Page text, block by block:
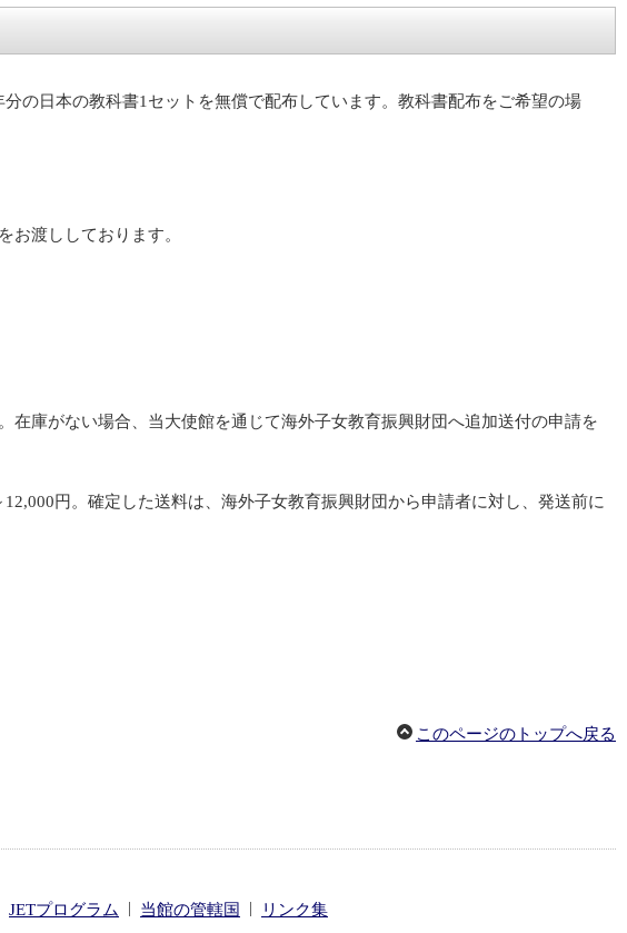
の日本の教科書1セットを無償で配布しています。教科書配布をご希望の場
渡ししております。
在庫がない場合、当大使館を通じて海外子女教育振興財団へ追加送付の申請を
円。確定した送料は、海外子女教育振興財団から申請者に対し、発送前に
このページのトップへ戻る
JETプログラム | 当館の管轄国 | リンク集